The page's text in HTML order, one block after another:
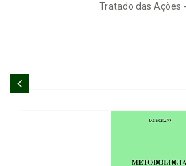
Tratado das Ações - Tomo II